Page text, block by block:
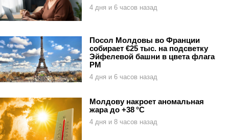
4 дня и 6 часов назад
Посол Молдовы во Франции
собирает €25 тыс. на подсветку
Эйфелевой башни в цвета флага
РМ
4 дня и 6 часов назад
Молдову накроет аномальная
жара до +38 °C
4 дня и 8 часов назад